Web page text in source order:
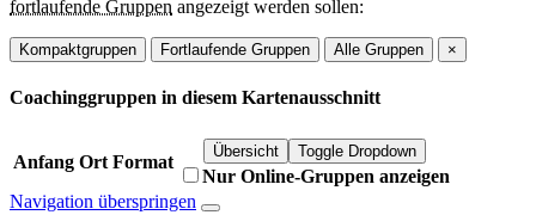
fortlaufende Gruppen angezeigt werden sollen:
Kompaktgruppen Fortlaufende Gruppen Alle Gruppen ×
Coachinggruppen in diesem Kartenausschnitt
Anfang Ort Format
Übersicht Toggle Dropdown
Nur Online-Gruppen anzeigen
Navigation überspringen